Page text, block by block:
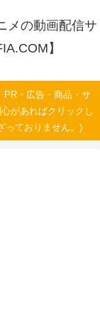
メの動画配信サ
】
PR・広告・商品・サ
があればクリックし
っておりません。)